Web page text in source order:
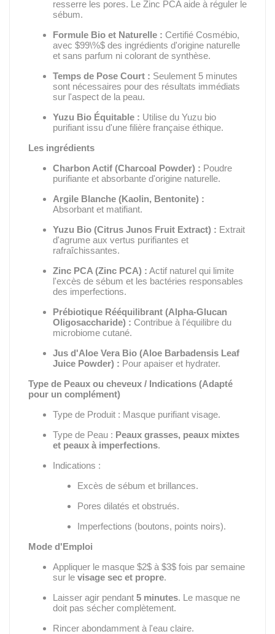
resserre les pores. Le Zinc PCA aide à réguler le
sébum.
Formule Bio et Naturelle : Certifié Cosmébio,
avec $99\%$ des ingrédients d'origine naturelle
et sans parfum ni colorant de synthèse.
Temps de Pose Court : Seulement 5 minutes
sont nécessaires pour des résultats immédiats
sur l'aspect de la peau.
Yuzu Bio Équitable : Utilise du Yuzu bio
purifiant issu d'une filière française éthique.
Les ingrédients
Charbon Actif (Charcoal Powder) : Poudre
purifiante et absorbante d'origine naturelle.
Argile Blanche (Kaolin, Bentonite) :
Absorbant et matifiant.
Yuzu Bio (Citrus Junos Fruit Extract) : Extrait
d'agrume aux vertus purifiantes et
rafraîchissantes.
Zinc PCA (Zinc PCA) : Actif naturel qui limite
l'excès de sébum et les bactéries responsables
des imperfections.
Prébiotique Rééquilibrant (Alpha-Glucan
Oligosaccharide) : Contribue à l'équilibre du
microbiome cutané.
Jus d'Aloe Vera Bio (Aloe Barbadensis Leaf
Juice Powder) : Pour apaiser et hydrater.
Type de Peaux ou cheveux / Indications (Adapté
pour un complément)
Type de Produit : Masque purifiant visage.
Type de Peau : Peaux grasses, peaux mixtes
et peaux à imperfections.
Indications :
Excès de sébum et brillances.
Pores dilatés et obstrués.
Imperfections (boutons, points noirs).
Mode d'Emploi
Appliquer le masque $2$ à $3$ fois par semaine
sur le visage sec et propre.
Laisser agir pendant 5 minutes. Le masque ne
doit pas sécher complètement.
Rincer abondamment à l'eau claire.